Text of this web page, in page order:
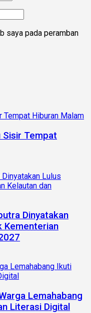
saya pada peramban
Sisir Tempat
Dinyatakan
Kementerian
Lemahabang
Literasi Digital